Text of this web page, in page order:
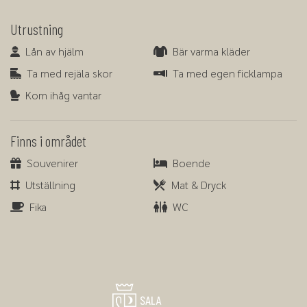
Utrustning
Lån av hjälm
Lån av hjälm Bär varma kläder
Bär varma kläder
Ta med rejäla skor
Ta med rejäla skor Ta med egen ficklampa
Ta med egen ficklampa
Kom ihåg vantar
Kom ihåg vantar
Finns i området
Souvenirer
Souvenirer BoendeBoende
Utställning
Utställning Mat & Dryck
Mat & Dryck
Fika Fika WC WC